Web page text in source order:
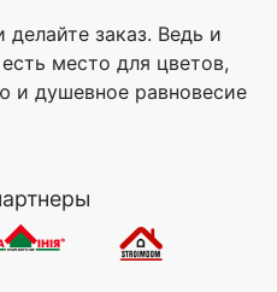
заказ. Ведь и
место для цветов,
и душевное равновесие